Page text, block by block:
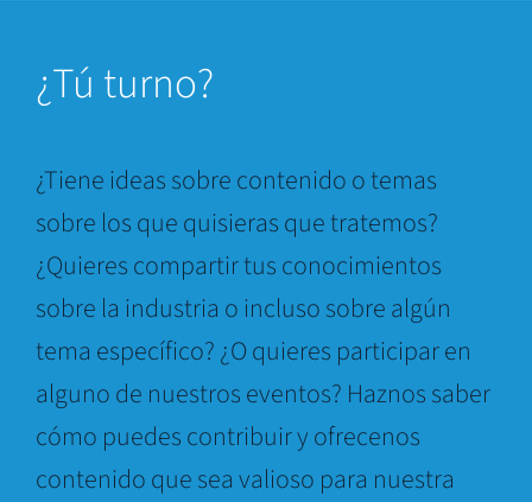
¿Tú turno?
¿Tiene ideas sobre contenido o temas
sobre los que quisieras que tratemos?
¿Quieres compartir tus conocimientos
sobre la industria o incluso sobre algún
tema específico? ¿O quieres participar en
alguno de nuestros eventos? Haznos saber
cómo puedes contribuir y ofrecenos
contenido que sea valioso para nuestra